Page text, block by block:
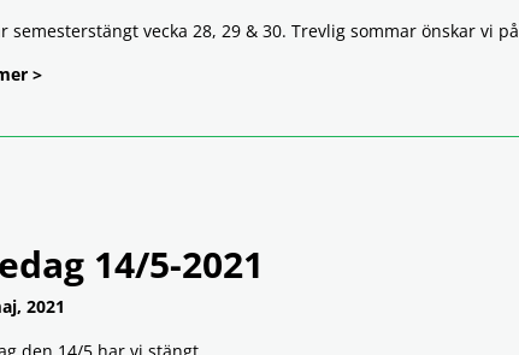
semesterstängt vecka 28, 29 & 30. Trevlig sommar önskar vi
>
14/5-2021
2021